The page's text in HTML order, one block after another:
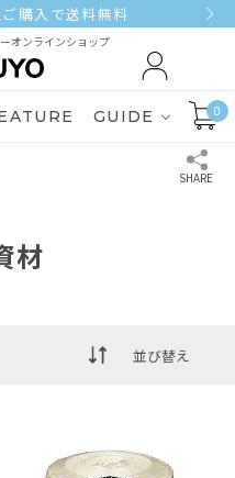
購入で送料無料
オンラインショップ
GUIDE 0
材